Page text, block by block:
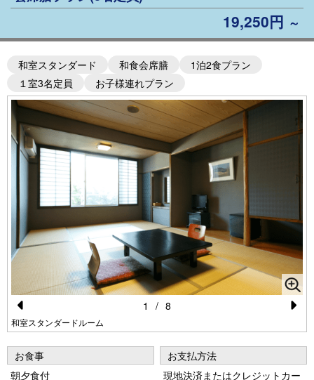
19,250円 ～
和室スタンダード 和食会席膳
1泊2食プラン
１室3名定員
お子様連れプラン
Pr
e
vi
和室スタンダードルーム
e
xt
1 / 8
お食事
朝夕食付
お支払方法
現地決済またはクレジットカー